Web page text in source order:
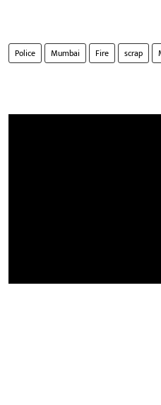
Police Mumbai Fire scrap